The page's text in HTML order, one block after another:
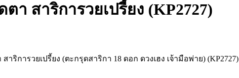
สาริการวยเปรี้ยง (KP2727)
การวยเปรี้ยง (ตะกรุดสาริกา 18 ดอก ดวงเฮง เจ้ามือพ่าย) (KP2727)